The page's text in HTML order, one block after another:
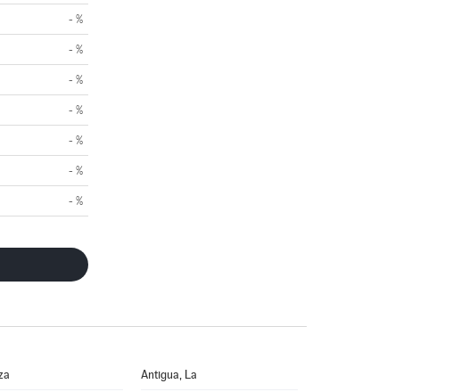
- %
- %
- %
- %
- %
- %
- %
Antigua, La